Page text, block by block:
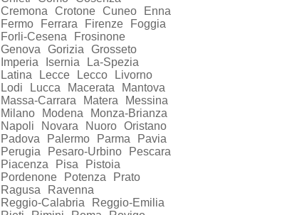
Cremona
Crotone Cuneo
Enna
Fermo
Ferrara Firenze
Foggia
Forli-Cesena
Frosinone
Genova
Gorizia
Grosseto
Imperia
Isernia
La-Spezia
Latina
Lecce Lecco
Livorno
Lodi
Lucca Macerata
Mantova
Massa-Carrara
Matera
Messina
Milano
Modena
Monza-Brianza
Napoli
Novara Nuoro Oristano
Padova
Palermo Parma
Pavia
Perugia
Pesaro-Urbino
Pescara
Piacenza
Pisa
Pistoia
Pordenone
Potenza
Prato
Ragusa
Ravenna
Reggio-Calabria
Reggio-Emilia